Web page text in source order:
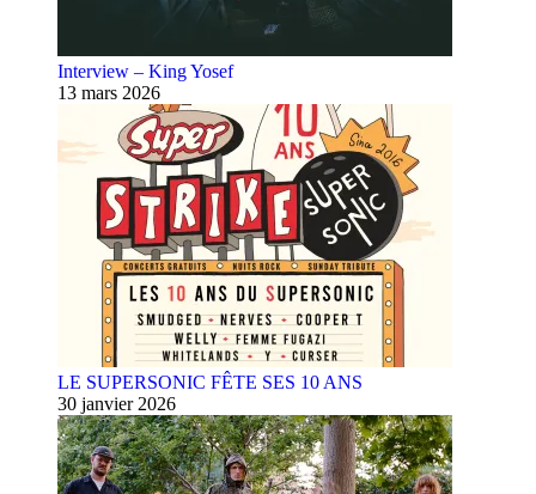
Interview – King Yosef
13 mars 2026
LE SUPERSONIC FÊTE SES 10 ANS
30 janvier 2026